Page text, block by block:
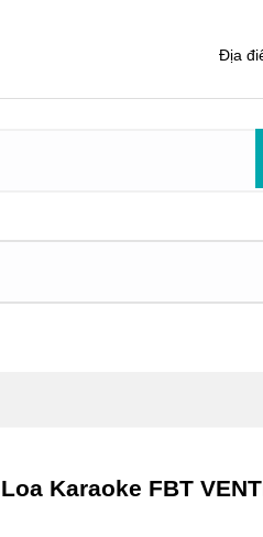
Địa
Loa Karaoke FBT